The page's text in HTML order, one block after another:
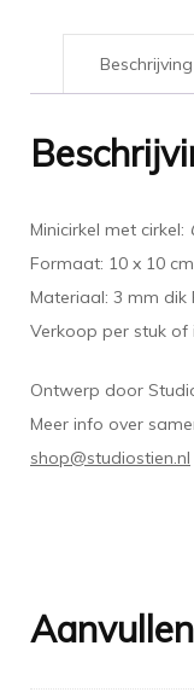
Beschrijving
Minicirkel met cirkel:
Formaat: 10 x 10 cm
Materiaal: 3 mm dik
Verkoop per stuk of
Ontwerp door
Meer info over
shop@studiostien.nl